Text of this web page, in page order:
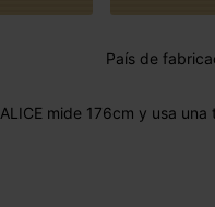
País de
ALICE mide 176cm y usa una